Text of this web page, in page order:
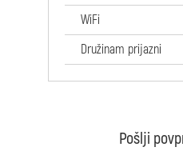
WiFi
Družinam prijazni
Pošlji